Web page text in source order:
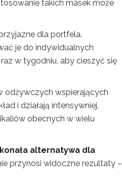
takich masek może
dla portfela.
je do indywidualnych
w tygodniu, aby cieszyć się
odżywczych wspierających
i działają intensywniej.
obecnych w wielu
alternatywa dla
przynosi widoczne rezultaty –